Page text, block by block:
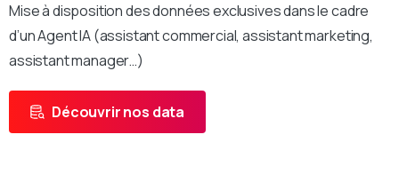
Mise à disposition des données exclusives dans le cadre
d’un Agent IA (assistant commercial, assistant marketing,
assistant manager…)
Découvrir nos data